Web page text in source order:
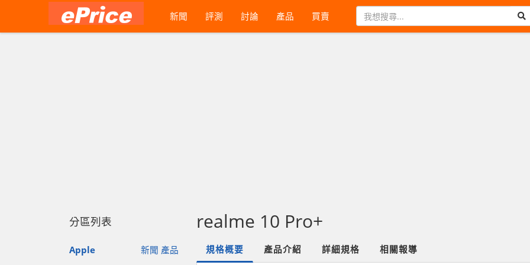
新聞 評測 討論 產品 買賣
分區列表
Apple 新聞 產品
realme 10 Pro+
規格概要 產品介紹 詳細規格 相關報導